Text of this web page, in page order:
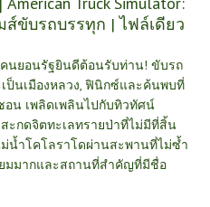
มส์ขับรถบรรทุก | ไฟล์เดียว
นยอนรัฐยินดีต้อนรับท่าน! ขับรถ
ป็นเมืองหลวง, ฟินิกซ์และค้นพบที่
น เพลิดเพลินไปกับทิวทัศน์
ะกดจิตทะเลทรายป่าที่ไม่มีที่สิ้น
น้ำโคโลราโดผ่านสะพานที่ไม่ซ้ำ
มมากและสถานที่สำคัญที่มีชื่อ